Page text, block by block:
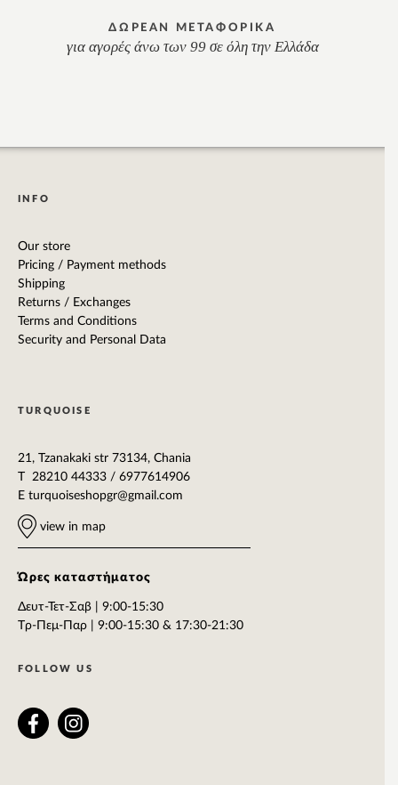
ΔΩΡΕΑΝ ΜΕΤΑΦΟΡΙΚΑ
για αγορές άνω των 99 σε όλη την Ελλάδα
INFO
Our store
Pricing / Payment methods
Shipping
Returns / Exchanges
Terms and Conditions
Security and Personal Data
TURQUOISE
21, Tzanakaki str 73134, Chania
T 28210 44333 / 6977614906
E turquoiseshopgr@gmail.com
view in map
Ώρες καταστήματος
Δευτ-Τετ-Σαβ | 9:00-15:30
Tρ-Πεμ-Παρ | 9:00-15:30 & 17:30-21:30
FOLLOW US